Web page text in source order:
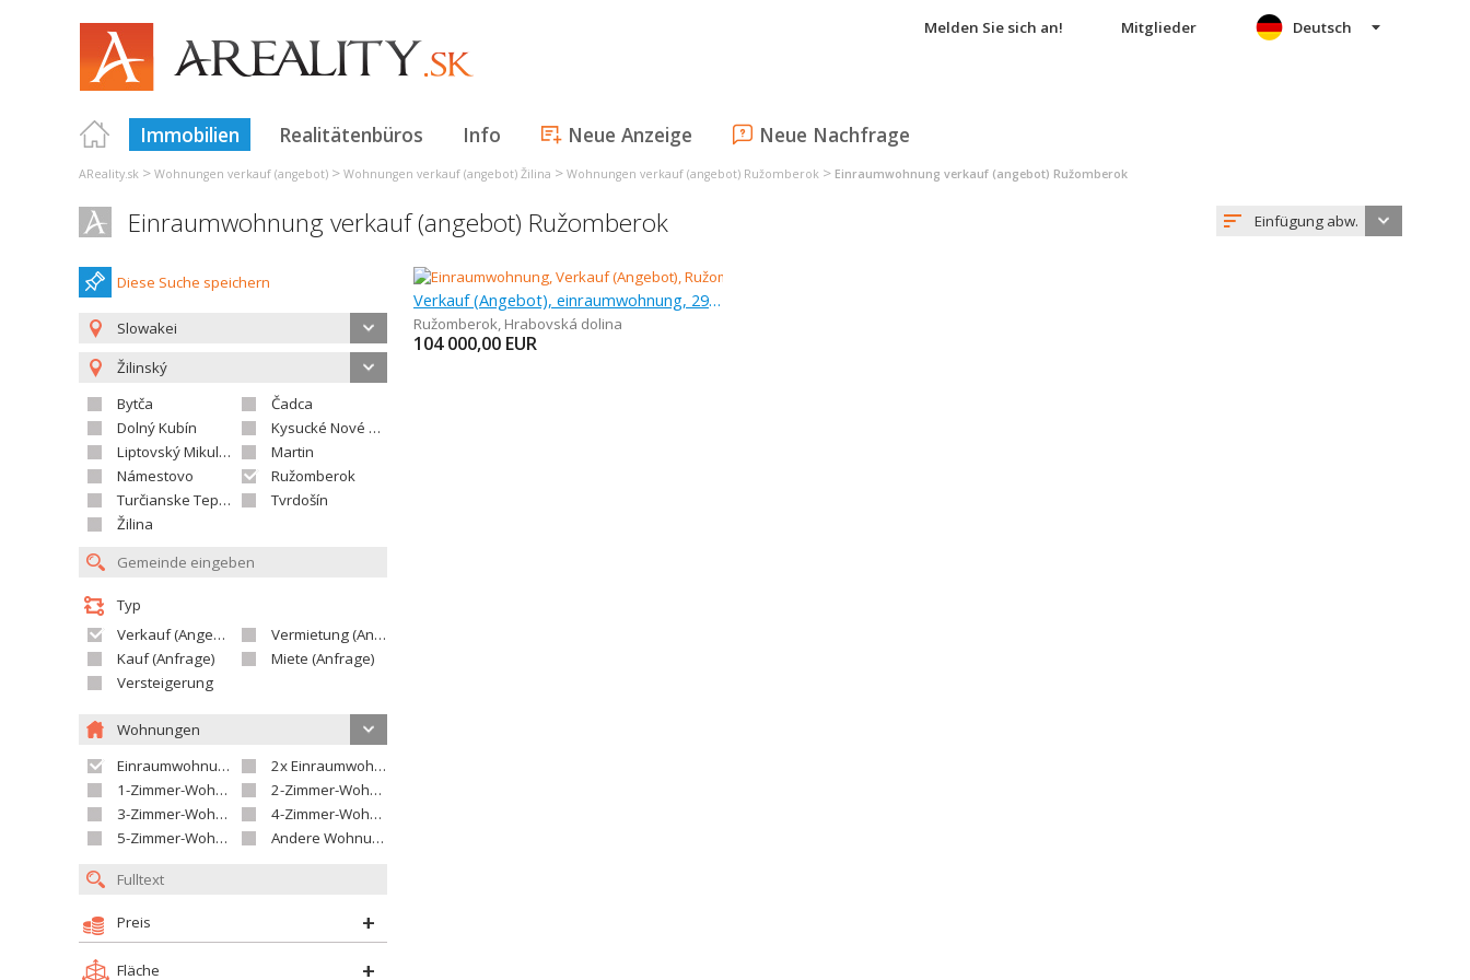
Melden Sie sich an! Mitglieder
Immobilien Realitätenbüros Info Neue Anzeige Neue Nachfrage
Deutsch
AReality.sk > Wohnungen verkauf (angebot) > Wohnungen verkauf (angebot) Žilina > Wohnungen verkauf (angebot) Ružomberok > Einraumwohnung verkauf (angebot) Ružomberok
Einraumwohnung verkauf (angebot) Ružomberok Einfügung abw.
Diese Suche speichern
Slowakei
Žilinský
Bytča
Čadca
Dolný Kubín
Kysucké Nové Mesto
Liptovský Mikuláš
Martin
Námestovo
Ružomberok
Turčianske Teplice
Tvrdošín
Žilina
Typ
Verkauf (Angebot)
Vermietung (Angebot)
Kauf (Anfrage)
Miete (Anfrage)
Versteigerung
Wohnungen
Einraumwohnung
2x Einraumwohnung
1-Zimmer-Wohnung
2-Zimmer-Wohnung
3-Zimmer-Wohnung
4-Zimmer-Wohnung
5-Zimmer-Wohnung und größer
Andere Wohnung
Preis
Fläche
Verkauf (Angebot), einraumwohnung, 29 m
Ružomberok, Hrabovská dolina
104 000,00 EUR